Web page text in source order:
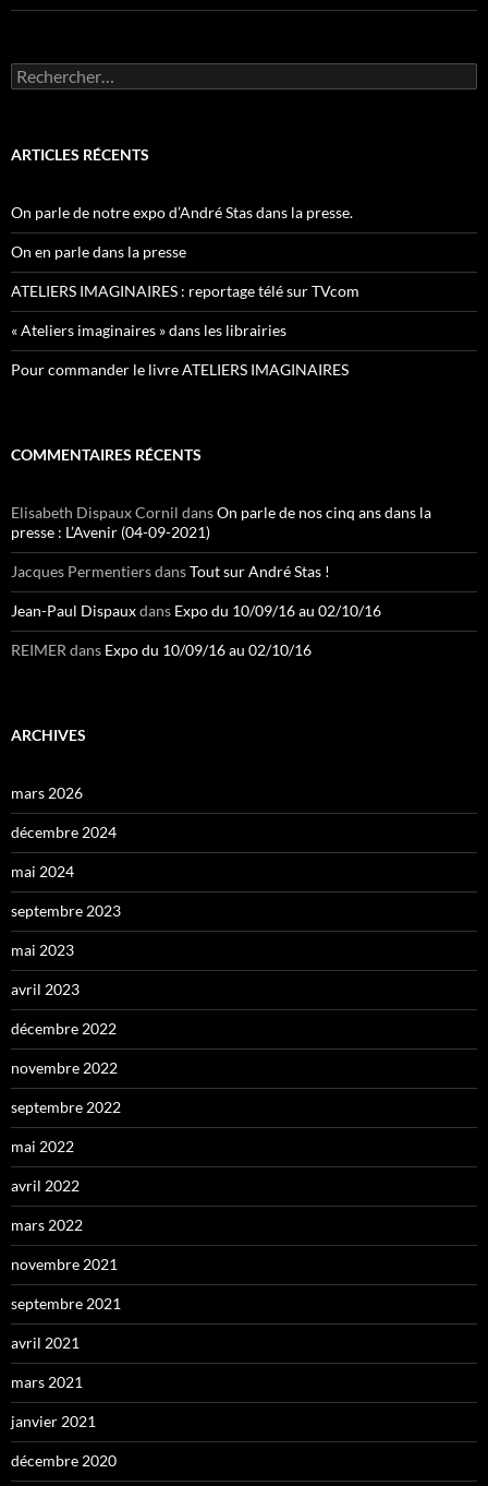
Rechercher :
ARTICLES RÉCENTS
On parle de notre expo d’André Stas dans la presse.
On en parle dans la presse
ATELIERS IMAGINAIRES : reportage télé sur TVcom
« Ateliers imaginaires » dans les librairies
Pour commander le livre ATELIERS IMAGINAIRES
COMMENTAIRES RÉCENTS
Elisabeth Dispaux Cornil dansOn parle de nos cinq ans dans la
presse : L’Avenir (04-09-2021)
Jacques PermentiersdansTout sur André Stas !
Jean-Paul Dispauxdans Expo du 10/09/16 au 02/10/16
REIMER dans Expo du 10/09/16 au 02/10/16
ARCHIVES
mars 2026
décembre 2024
mai 2024
septembre 2023
mai 2023
avril 2023
décembre 2022
novembre 2022
septembre 2022
mai 2022
avril 2022
mars 2022
novembre 2021
septembre 2021
avril 2021
mars 2021
janvier 2021
décembre 2020